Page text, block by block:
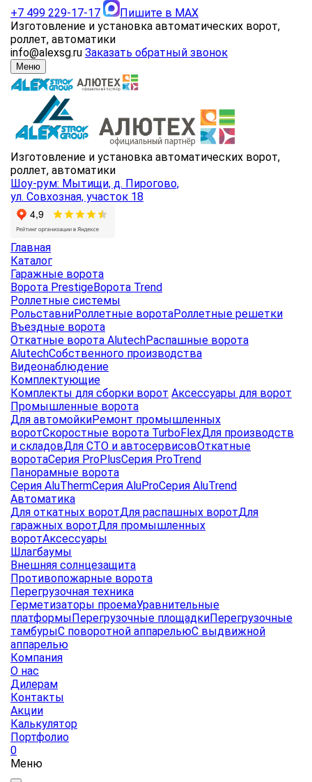
+7 499 229-17-17
Пишите в MAX
Изготовление и установка автоматических ворот,
роллет, автоматики
info@alexsg.ru Заказать обратный звонок
Меню
Изготовление и установка автоматических ворот,
роллет, автоматики
Шоу-рум: Мытищи, д. Пирогово,
ул. Совхозная, участок 18
Главная
Каталог
Гаражные ворота
Ворота PrestigeВорота Trend
Роллетные системы
РольставниРоллетные воротаРоллетные решетки
Въездные ворота
Откатные ворота AlutechРаспашные ворота
AlutechСобственного производства
Видеонаблюдение
Комплектующие
Комплекты для сборки ворот Аксессуары для ворот
Промышленные ворота
Для автомойкиРемонт промышленных
воротСкоростные ворота TurboFlexДля производств
и складовДля СТО и автосервисовОткатные
воротаСерия ProPlusСерия ProTrend
Панорамные ворота
Серия AluThermСерия AluProСерия AluTrend
Автоматика
Для откатных воротДля распашных воротДля
гаражных воротДля промышленных
воротАксессуары
Шлагбаумы
Внешняя солнцезащита
Противопожарные ворота
Перегрузочная техника
Герметизаторы проемаУравнительные
платформыПерегрузочные площадкиПерегрузочные
тамбурыС поворотной аппарельюС выдвижной
аппарелью
Компания
О нас
Дилерам
Контакты
Акции
Калькулятор
Портфолио
0
Меню